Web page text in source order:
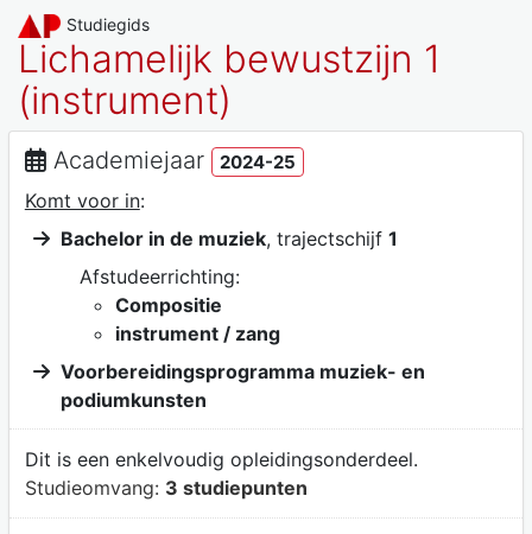
Studiegids
Lichamelijk bewustzijn 1
(instrument)
Academiejaar 2024-25
Komt voor in:
Bachelor in de muziek, trajectschijf 1
Afstudeerrichting:
Compositie
instrument / zang
Voorbereidingsprogramma muziek- en
podiumkunsten
Dit is een enkelvoudig opleidingsonderdeel.
Studieomvang: 3 studiepunten